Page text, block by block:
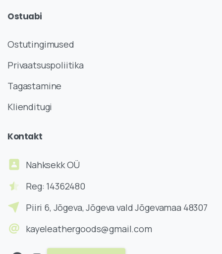
Ostuabi
Ostutingimused
Privaatsuspoliitika
Tagastamine
Klienditugi
Kontakt
Nahksekk OÜ
Reg: 14362480
Piiri 6, Jõgeva, Jõgeva vald Jõgevamaa 48307
kayeleathergoods@gmail.com